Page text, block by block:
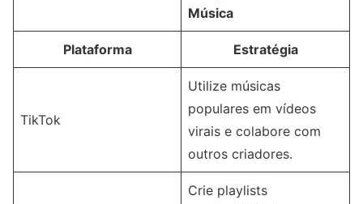
Música
Plataforma Estratégia
TikTok
Utilize músicas
populares em vídeos
virais e colabore com
outros criadores.
Crie playlists